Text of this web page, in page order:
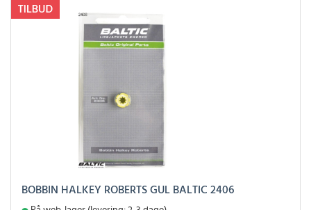
BOBBIN HALKEY ROBERTS GUL BALTIC 2406